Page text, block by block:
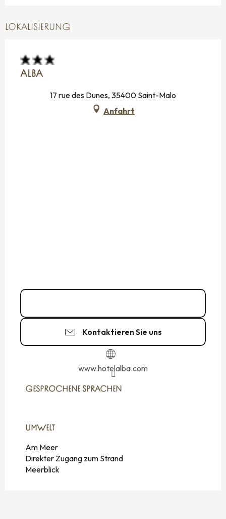
LOKALISIERUNG
ALBA
17 rue des Dunes, 35400 Saint-Malo
Anfahrt
Kontaktieren Sie uns
www.hotelalba.com
GESPROCHENE SPRACHEN
GESPROCHENE SPRACHEN
UMWELT
UMWELT
Am Meer
Direkter Zugang zum Strand
Meerblick